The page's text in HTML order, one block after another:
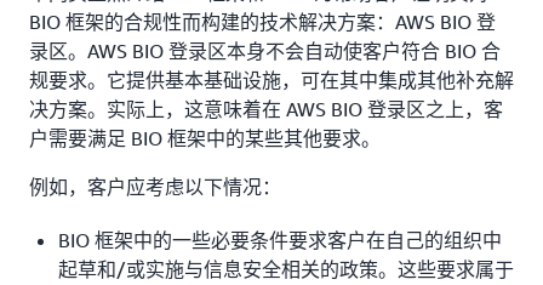
BIO 框架的合规性而构建的技术解决方案：AWS BIO 登
录区。AWS BIO 登录区本身不会自动使客户符合 BIO 合
规要求。它提供基本基础设施，可在其中集成其他补充解
决方案。实际上，这意味着在 AWS BIO 登录区之上，客
户需要满足 BIO 框架中的某些其他要求。
例如，客户应考虑以下情况：
BIO 框架中的一些必要条件要求客户在自己的组织中
起草和/或实施与信息安全相关的政策。这些要求属于